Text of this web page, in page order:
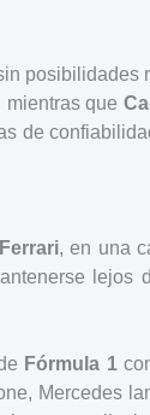
posibilidades
mientras que
de
Ferrari, en una
lejos
Fórmula 1
Mercedes